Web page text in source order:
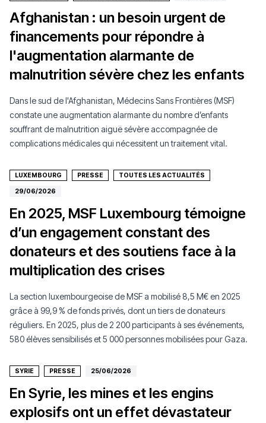
Afghanistan : un besoin urgent de
financements pour répondre à
l'augmentation alarmante de
malnutrition sévère chez les enfants
Dans le sud de l'Afghanistan, Médecins Sans Frontières (MSF)
constate une augmentation alarmante du nombre d’enfants
souffrant de malnutrition aiguë sévère accompagnée de
complications médicales qui nécessitent un traitement vital.
LUXEMBOURG PRESSE TOUTES LES ACTUALITÉS
29/06/2026
En 2025, MSF Luxembourg témoigne
d’un engagement constant des
donateurs et des soutiens face à la
multiplication des crises
La section luxembourgeoise de MSF a mobilisé 8,5 M€ en 2025
grâce à 99,9 % de fonds privés, dont un tiers de donateurs
réguliers. En 2025, plus de 2 200 participants à ses événements,
580 élèves sensibilisés et 5 000 personnes mobilisées pour Gaza.
SYRIE PRESSE 25/06/2026
En Syrie, les mines et les engins
explosifs ont un effet dévastateur